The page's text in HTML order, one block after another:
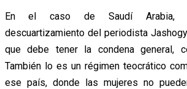
En el caso de Saudí Arabia,
descuartizamiento del periodista
que debe tener la condena general,
También lo es un régimen teocrático
ese país, donde las mujeres no